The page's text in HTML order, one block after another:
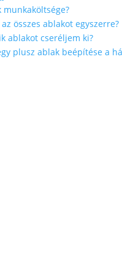
összes ablakot egyszerre?
ablakot cseréljem ki?
plusz ablak beépítése a